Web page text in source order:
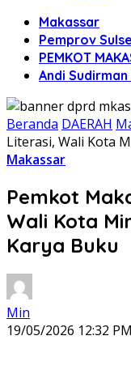
Makassar
Pemprov
PEMKOT
Andi Sudirman
Beranda DAERAH
Literasi, Wali Kota
Makassar
Pemkot
Wali Kota
Karya Buku
Min
19/05/2026 12:32 PM